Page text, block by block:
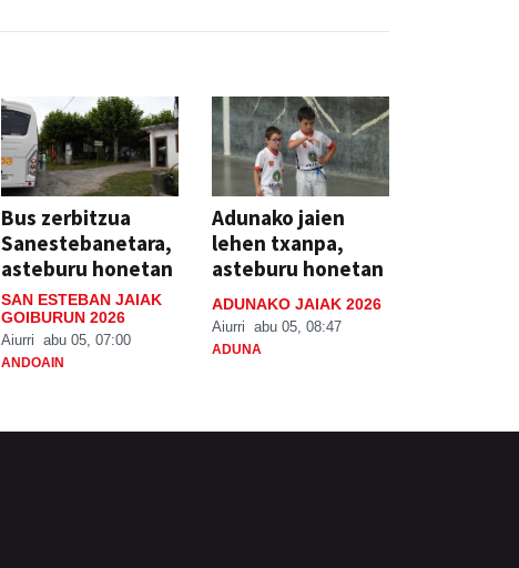
Bus zerbitzua
Sanestebanetara,
asteburu honetan
SAN ESTEBAN JAIAK
GOIBURUN 2026
Aiurri abu 05, 07:00
ANDOAIN
Adunako jaien
lehen txanpa,
asteburu honetan
ADUNAKO JAIAK 2026
Aiurri abu 05, 08:47
ADUNA